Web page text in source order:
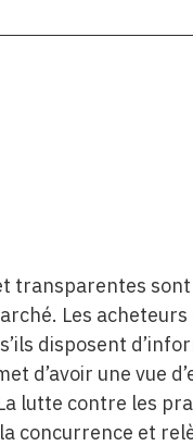
transparentes
Les
disposent
d’avoir une vue
lutte contre les
concurrence et